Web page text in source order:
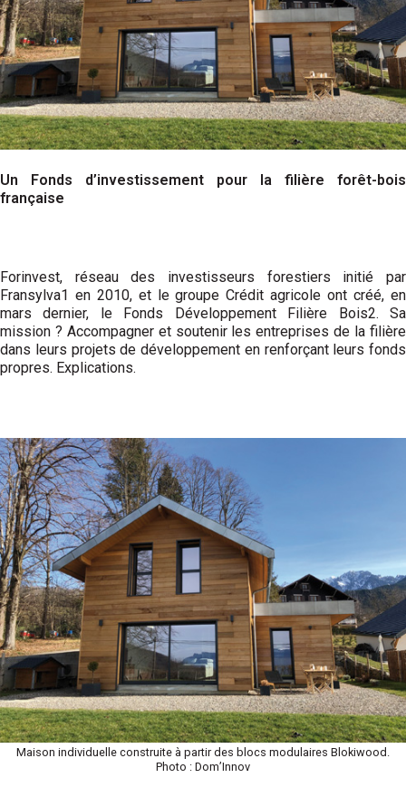
Un Fonds d’investissement pour la filière forêt-bois
française
Forinvest, réseau des investisseurs forestiers initié par
Fransylva1 en 2010, et le groupe Crédit agricole ont créé, en
mars dernier, le Fonds Développement Filière Bois2. Sa
mission ? Accompagner et soutenir les entreprises de la filière
dans leurs projets de développement en renforçant leurs fonds
propres. Explications.
Maison individuelle construite à partir des blocs modulaires Blokiwood.
Photo : Dom’Innov